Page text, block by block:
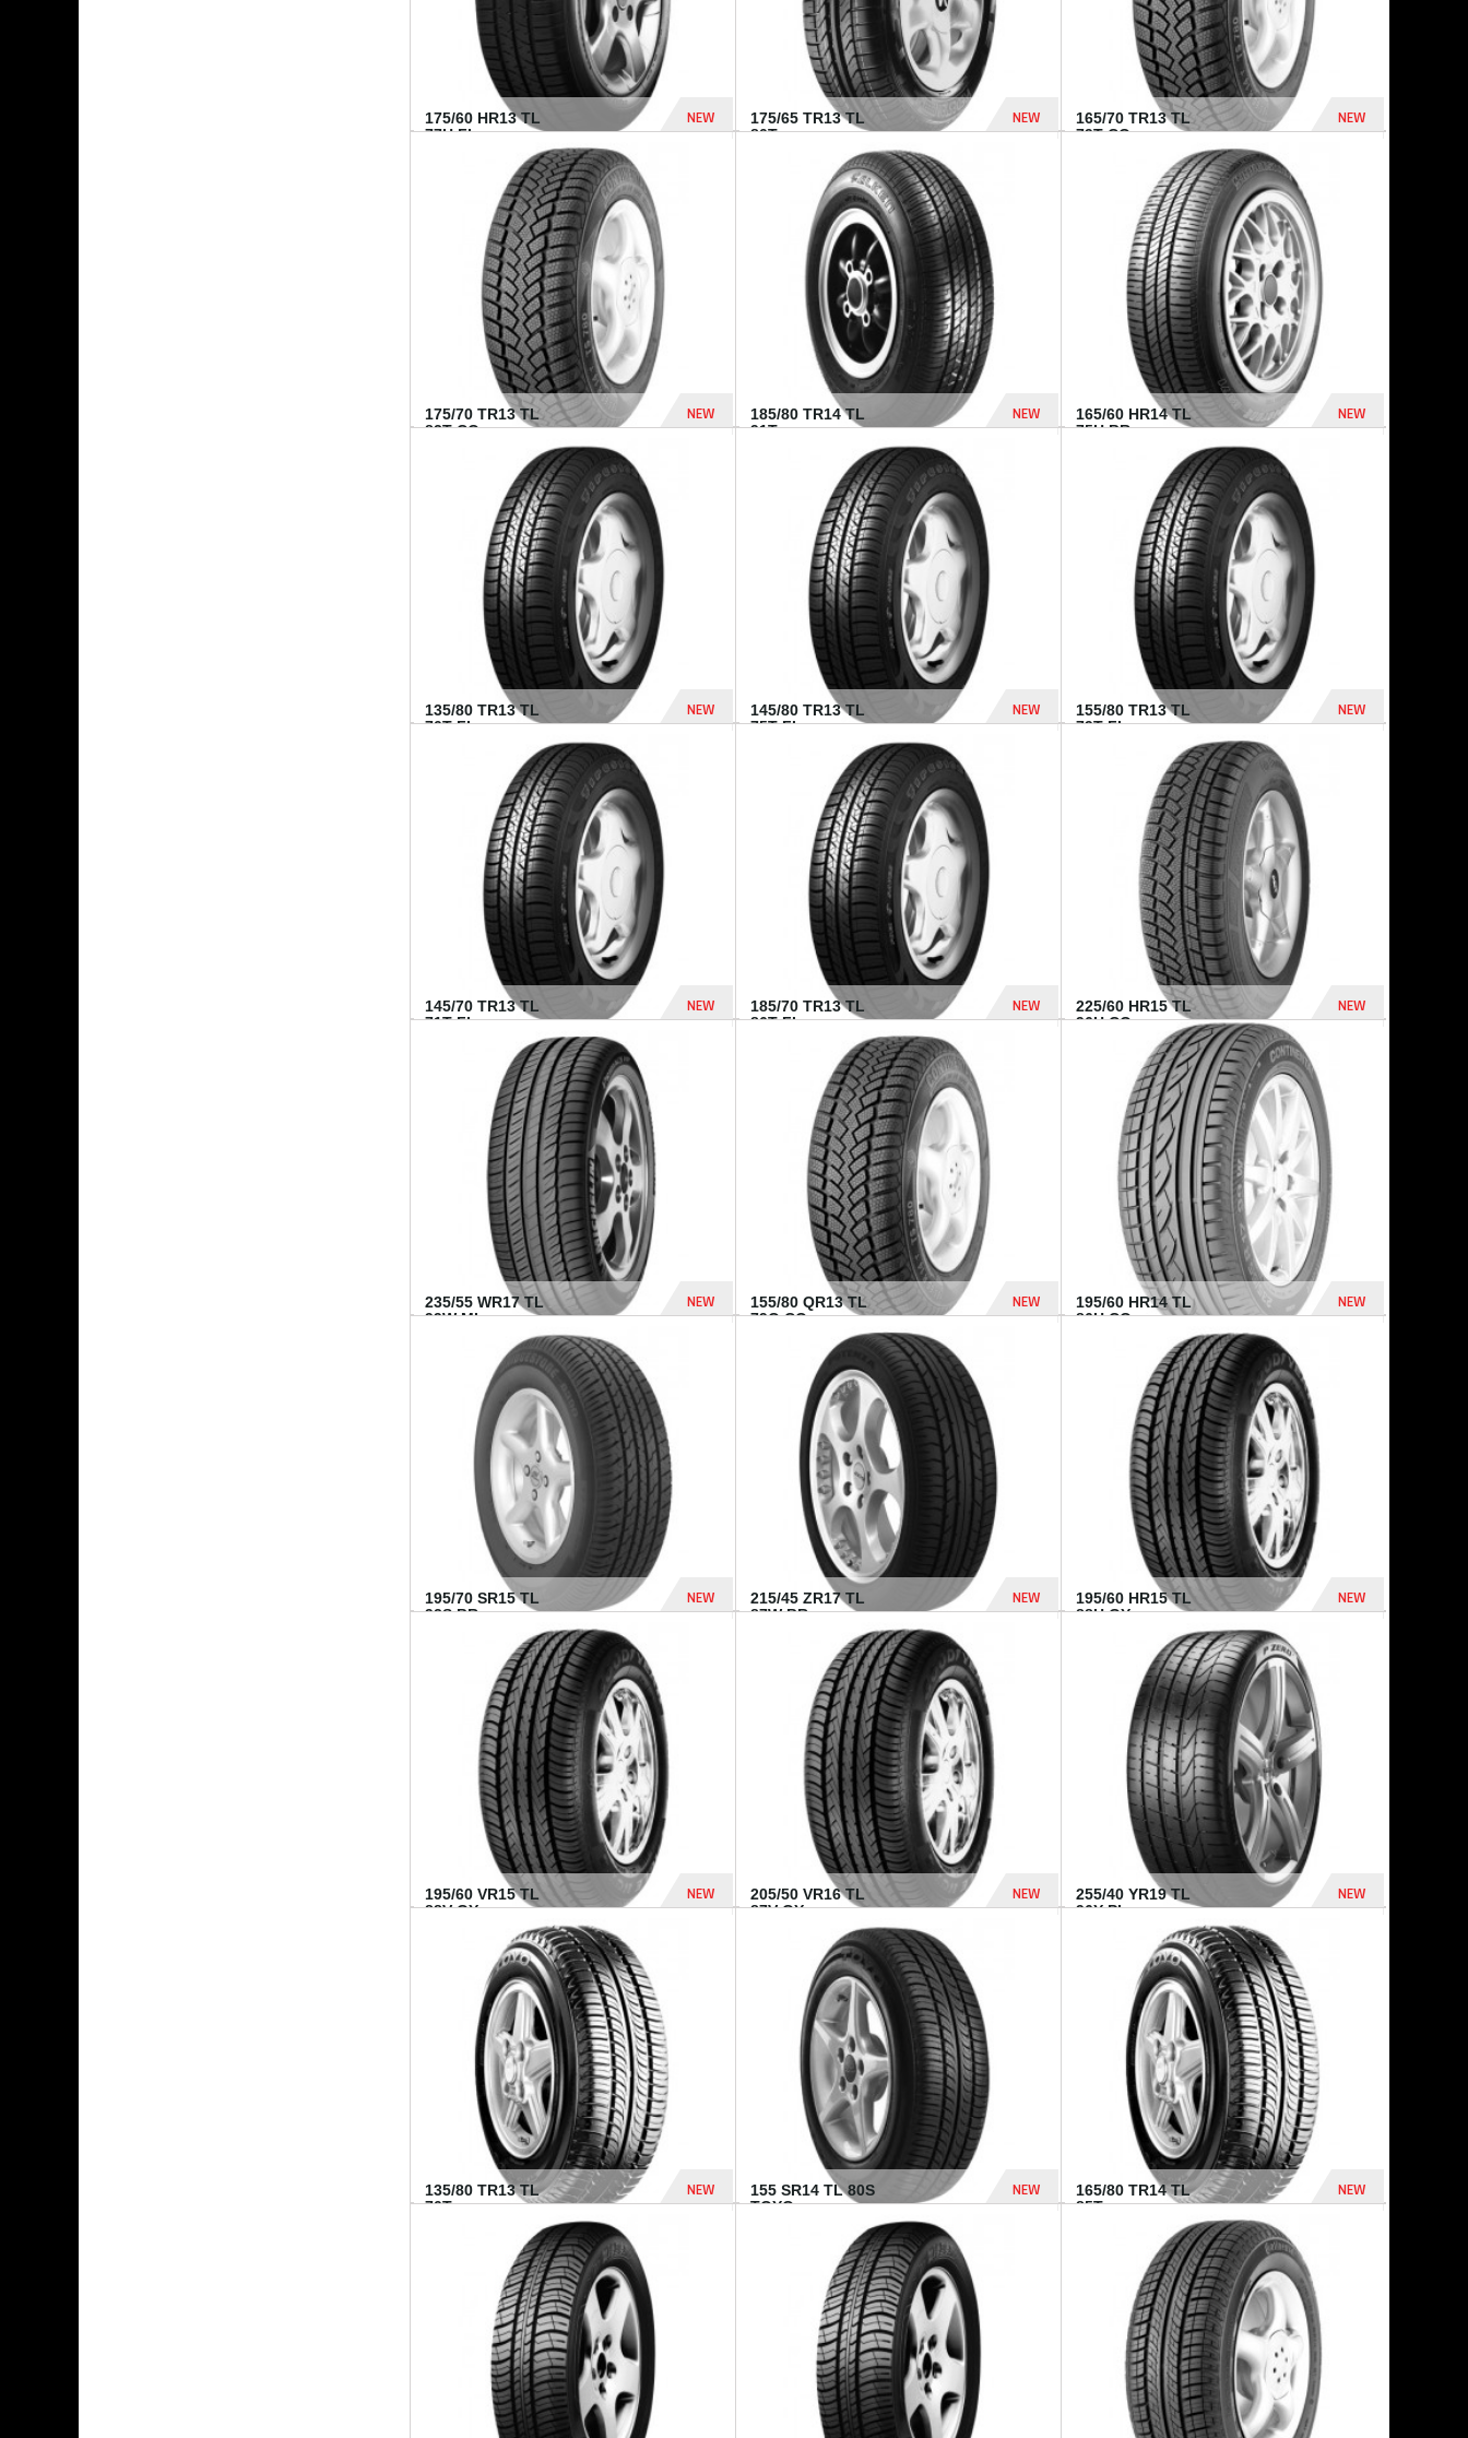
175/60 HR13 TL
77H FI...
NEW
394 Dhs
175/65 TR13 TL
80T...
NEW
165/70 TR13 TL
79T CO...
NEW
364 Dhs
175/70 TR13 TL
82T CO...
NEW
185/80 TR14 TL
91T...
NEW
448 Dhs
165/60 HR14 TL
75H BR...
NEW
135/80 TR13 TL
70T FI...
NEW
145/80 TR13 TL
75T FI...
NEW
155/80 TR13 TL
79T FI...
NEW
145/70 TR13 TL
71T FI...
NEW
185/70 TR13 TL
86T FI...
NEW
432 Dhs
225/60 HR15 TL
96H CO...
NEW
1 040 Dhs
235/55 WR17 TL
99W MI...
NEW
1 182 Dhs
155/80 QR13 TL
79Q CO...
NEW
195/60 HR14 TL
86H CO...
NEW
790 Dhs
195/70 SR15 TL
92S BR...
NEW
837 Dhs
215/45 ZR17 TL
87W BR...
NEW
955 Dhs
195/60 HR15 TL
88H GY...
NEW
195/60 VR15 TL
88V GY...
NEW
205/50 VR16 TL
87V GY...
NEW
255/40 YR19 TL
96Y PI...
NEW
1 771 Dhs
135/80 TR13 TL
70T...
NEW
155 SR14 TL 80S
TOYO...
NEW
165/80 TR14 TL
85T...
NEW
458 Dhs